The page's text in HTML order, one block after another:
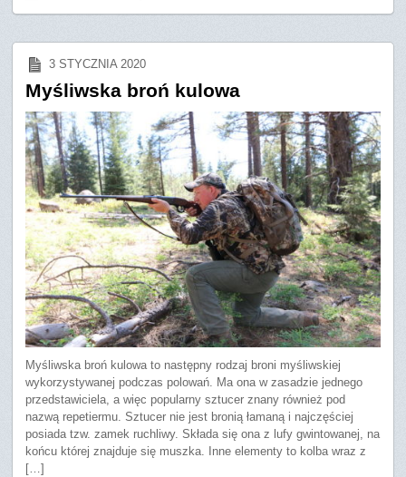
3 STYCZNIA 2020
Myśliwska broń kulowa
Myśliwska broń kulowa to następny rodzaj broni myśliwskiej
wykorzystywanej podczas polowań. Ma ona w zasadzie jednego
przedstawiciela, a więc popularny sztucer znany również pod
nazwą repetiermu. Sztucer nie jest bronią łamaną i najczęściej
posiada tzw. zamek ruchliwy. Składa się ona z lufy gwintowanej, na
końcu której znajduje się muszka. Inne elementy to kolba wraz z
[…]